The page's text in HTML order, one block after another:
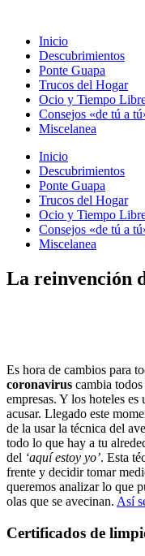
contenido
Inicio
Descubrimientos
Ponte Guapa
Trucos del Hogar
Ocio y Tiempo
Consejos «de tú a
Miscelanea
Inicio
Descubrimientos
Ponte Guapa
Trucos del Hogar
Ocio y Tiempo
Consejos «de tú a
Miscelanea
La reinvención
Es hora de cambios para
coronavirus cambia
empresas. Y los hoteles es
acusar. Llegado este
de la usar la técnica del
todo lo que hay a tu
del ‘aquí estoy yo’. Esta
frente y decidir tomar
queremos analizar lo que
olas que se avecinan. Así
Certificados de